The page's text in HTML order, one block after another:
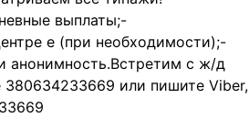
выплаты;-
е (при необходимости);-
анонимность.Встретим с ж/д
380634233669 или пишите Viber,